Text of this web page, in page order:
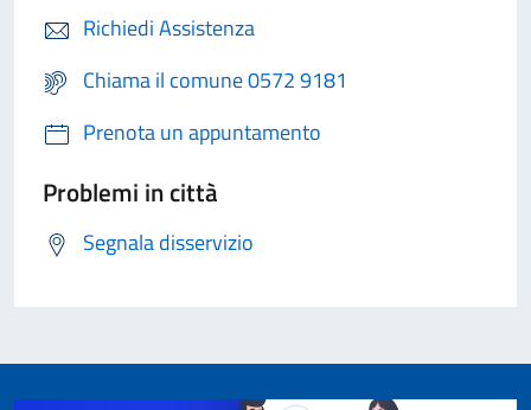
Richiedi Assistenza
Chiama il comune 0572 9181
Prenota un appuntamento
Problemi in città
Segnala disservizio